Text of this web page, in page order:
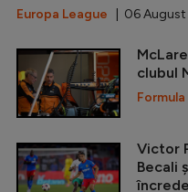
Europa League | 06 August
clubul
Formula
Victor
Becali